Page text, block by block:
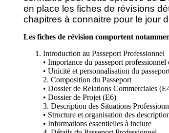
en place les fiches de révisions
chapitres à connaitre pour le jour
Les fiches de révision comportent
Introduction au Passeport Professionnel
• Importance du passeport
• Unicité et personnalisation du
2. Composition du Passeport
• Dossier de Relations Commerciales
• Dossier de Projet (E6)
3. Description des Situations
• Structure et organisation des
• Informations essentielles à inclure